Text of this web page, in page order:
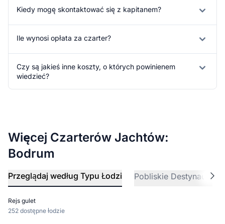
Kiedy mogę skontaktować się z kapitanem?
Ile wynosi opłata za czarter?
Czy są jakieś inne koszty, o których powinienem
wiedzieć?
Więcej Czarterów Jachtów:
Bodrum
Przeglądaj według Typu Łodzi Pobliskie Destynacje
Rejs gulet
252 dostępne łodzie